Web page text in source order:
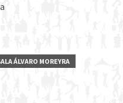
ÁLVARO MOREYRA